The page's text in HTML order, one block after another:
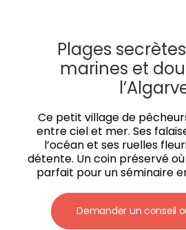
Plages
marines et
Ce petit village de
entre ciel et mer. Ses
l’océan et ses ruelles
détente. Un coin préservé où
parfait pour un séminaire
Demander un conseil